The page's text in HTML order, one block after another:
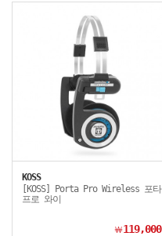
KOSS
[KOSS] Porta Pro Wireless 포타
프로 와이
￦119,000